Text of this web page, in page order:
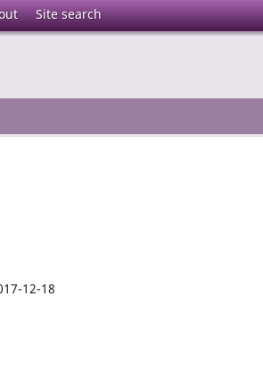
Site search
12-18